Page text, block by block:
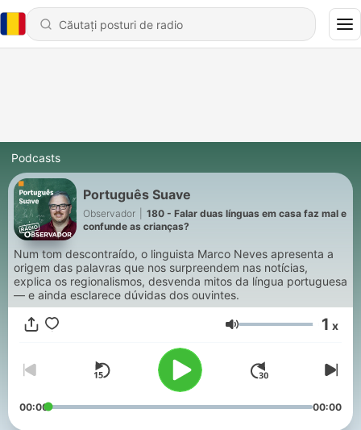
Podcasts
Português Suave
Observador
180 - Falar duas línguas em casa faz mal e
confunde as crianças?
Num tom descontraído, o linguista Marco Neves apresenta a
origem das palavras que nos surpreendem nas notícias,
explica os regionalismos, desvenda mitos da língua portuguesa
— e ainda esclarece dúvidas dos ouvintes.
Volum 1 x
00:00 00:00